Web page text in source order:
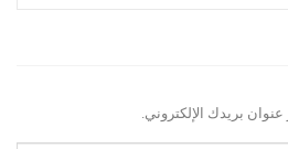
بريدك الإلكتروني.